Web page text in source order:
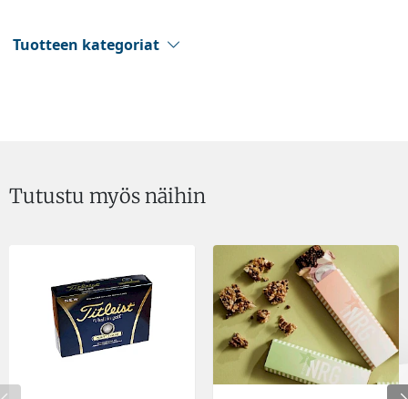
Tuotteen kategoriat
Tutustu myös näihin